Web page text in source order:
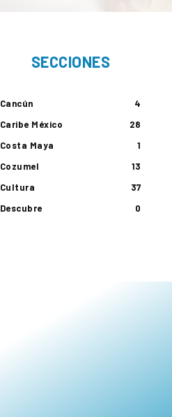
SECCIONES
Cancún
4
Caribe México
28
Costa Maya
1
Cozumel
13
Cultura
37
Descubre
0